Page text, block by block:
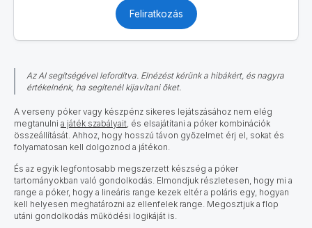
Feliratkozás
Az AI segítségével lefordítva. Elnézést kérünk a hibákért, és nagyra
értékelnénk, ha segítenél kijavítani őket.
A verseny póker vagy készpénz sikeres lejátszásához nem elég
megtanulni a játék szabályait , és elsajátítani a póker kombinációk
összeállítását. Ahhoz, hogy hosszú távon győzelmet érj el, sokat és
folyamatosan kell dolgoznod a játékon.
És az egyik legfontosabb megszerzett készség a póker
tartományokban való gondolkodás. Elmondjuk részletesen, hogy mi a
range a póker, hogy a lineáris range kezek eltér a poláris egy, hogyan
kell helyesen meghatározni az ellenfelek range. Megosztjuk a flop
utáni gondolkodás működési logikáját is.